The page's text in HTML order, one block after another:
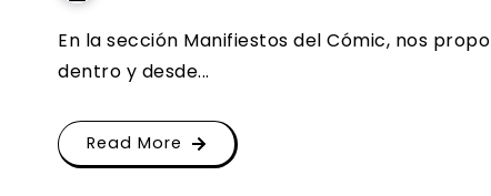
En la sección Manifiestos del Cómic, nos
dentro y desde...
Read More